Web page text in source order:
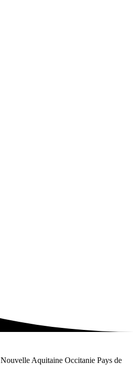
Nouvelle Aquitaine Occitanie Pays de